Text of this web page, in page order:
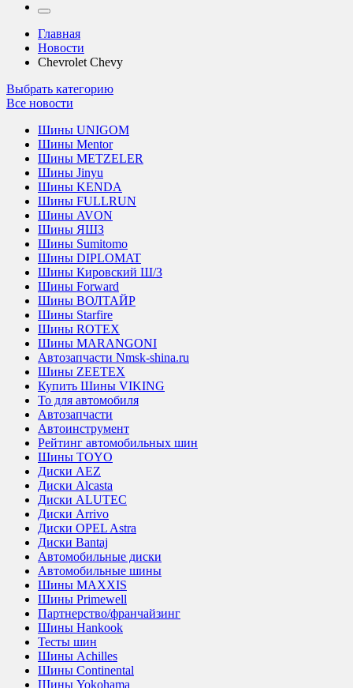
Главная
Новости
Chevrolet Chevy
Выбрать категорию
Все новости
Шины UNIGOM
Шины Mentor
Шины METZELER
Шины Jinyu
Шины KENDA
Шины FULLRUN
Шины AVON
Шины ЯШЗ
Шины Sumitomo
Шины DIPLOMAT
Шины Кировский Ш/З
Шины Forward
Шины ВОЛТАЙР
Шины Starfire
Шины ROTEX
Шины MARANGONI
Автозапчасти Nmsk-shina.ru
Шины ZEETEX
Купить Шины VIKING
То для автомобиля
Автозапчасти
Автоинструмент
Рейтинг автомобильных шин
Шины TOYO
Диски AEZ
Диски Alcasta
Диски ALUTEC
Диски Arrivo
Диски OPEL Astra
Диски Bantaj
Автомобильные диски
Автомобильные шины
Шины MAXXIS
Шины Primewell
Партнерство/франчайзинг
Шины Hankook
Тесты шин
Шины Achilles
Шины Continental
Шины Yokohama